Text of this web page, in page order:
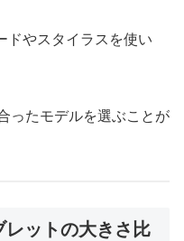
ドやスタイラスを使い
ったモデルを選ぶことが
レットの大きさ比